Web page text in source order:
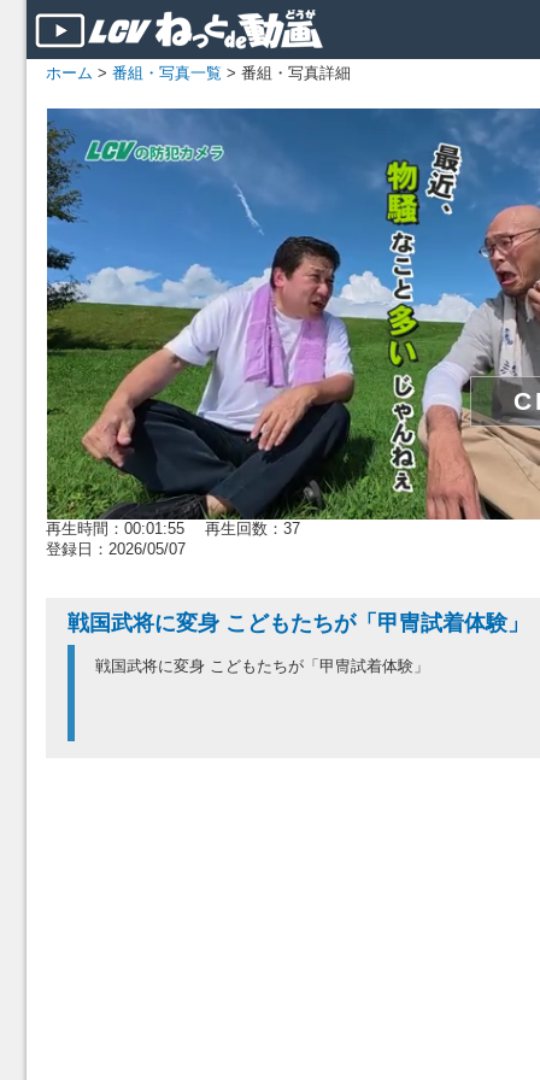
ホーム > 番組・写真一覧 > 番組・写真詳細
再生時間：00:01:55 再生回数：37
登録日：2026/05/07
戦国武将に変身 こどもたちが「甲冑試着体験」
戦国武将に変身 こどもたちが「甲冑試着体験」